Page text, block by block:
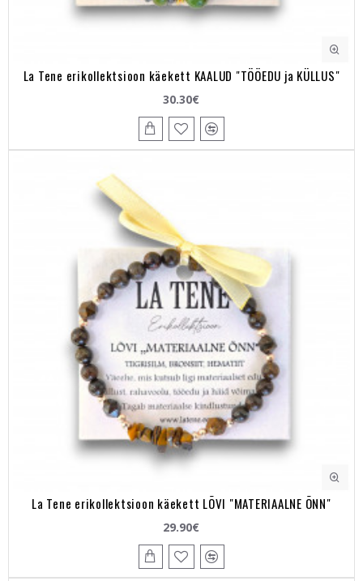
La Tene erikollektsioon käekett KAALUD "TÖÖEDU ja KÜLLUS"
30.30€
La Tene erikollektsioon käekett LÕVI "MATERIAALNE ÕNN"
29.90€